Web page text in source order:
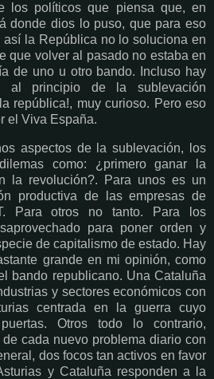
los políticos que piensa que, en
donde dios lo puso, que para eso
la República no lo soluciona en
que volver al pasado no estaba en
de uno u otro bando. Incluso hay
al principio de la sublevación
república!, muy curioso. Pero eso
el Viva España.
aspectos de la sublevación, los
como: ¿primero ganar la
la revolución?. Para unos es un
productiva de las empresas de
Para otros no tanto. Para los
para poner orden y
de capitalismo de estado. Hay
grande en mi opinión, como
bando republicano. Una Cataluña
y sectores económicos con
centrada en la guerra cuyo
Otros todo lo contrario,
cada nuevo problema diario con
dos focos tan activos en favor
y Cataluña responden a la